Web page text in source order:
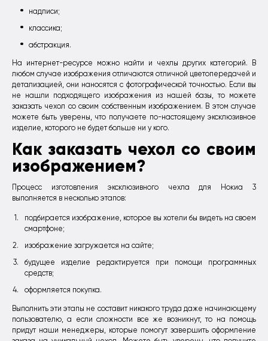
надписи;
классика;
абстракция.
На интернет-ресурсе можно найти и чехлы других категорий. В
любом случае изображения отличаются отличной цветопередачей и
детализацией, они наносятся с фотографической точностью. Если вы
не нашли подходящего изображения из нашей базы, то можете
заказать чехол со своим собственным изображением. В этом случае
можете быть уверены, что получаете по-настоящему эксклюзивное
изделие, которого не будет больше ни у кого.
Как заказать чехол со своим
изображением?
Процесс изготовления эксклюзивного чехла для Нокиа 3
выполняется в несколько этапов:
подбирается изображение, которое вы хотели бы видеть на своем
смартфоне;
изображение загружается на сайте;
будущее изделие редактируется при помощи программных
средств;
оформляется покупка.
Выполнить эти этапы не составит никакого труда даже начинающему
пользователю, а если сложности все же возникнут, то на помощь
придут наши менеджеры, которые помогут завершить оформление